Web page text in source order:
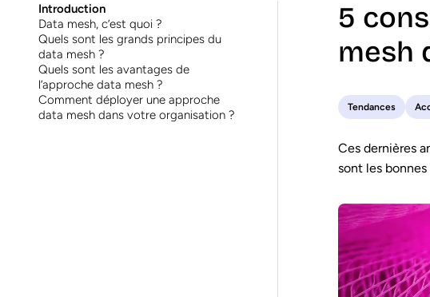
Introduction
Data mesh, c’est quoi ?
Quels sont les grands principes du
data mesh ?
Quels sont les avantages de
l’approche data mesh ?
Comment déployer une approche
data mesh dans votre organisation ?
5
mesh
Tendances
Ces dernières
sont les